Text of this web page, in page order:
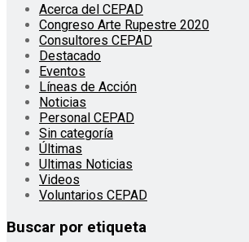
Acerca del CEPAD
Congreso Arte Rupestre 2020
Consultores CEPAD
Destacado
Eventos
Líneas de Acción
Noticias
Personal CEPAD
Sin categoría
Últimas
Ultimas Noticias
Videos
Voluntarios CEPAD
Buscar por etiqueta